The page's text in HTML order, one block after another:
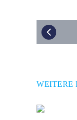
WEITERE